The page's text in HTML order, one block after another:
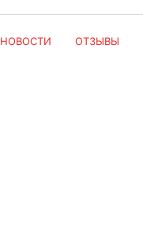
НОВОСТИ ОТЗЫВЫ